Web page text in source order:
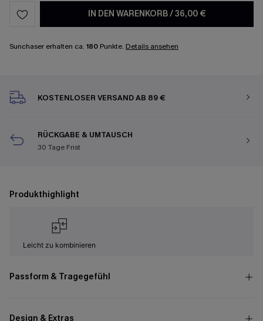
IN DEN WARENKORB/36,00 €
Sunchaser erhalten ca. 180 Punkte. Details ansehen
KOSTENLOSER VERSAND AB 89 €
RÜCKGABE & UMTAUSCH
30 Tage Frist
Produkthighlight
Leicht zu kombinieren
Passform & Tragegefühl
Design & Extras